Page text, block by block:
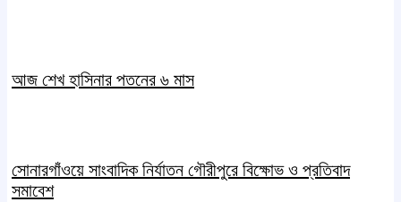
আজ শেখ হাসিনার পতনের ৬ মাস
সোনারগাঁওয়ে সাংবাদিক নির্যাতন গৌরীপুরে বিক্ষোভ ও প্রতিবাদ
সমাবেশ